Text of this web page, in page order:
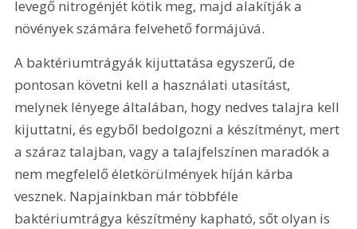
levegő nitrogénjét kötik meg, majd alakítják a
növények számára felvehető formájúvá.
A baktériumtrágyák kijuttatása egyszerű, de
pontosan követni kell a használati utasítást,
melynek lényege általában, hogy nedves talajra kell
kijuttatni, és egyből bedolgozni a készítményt, mert
a száraz talajban, vagy a talajfelszínen maradók a
nem megfelelő életkörülmények híján kárba
vesznek. Napjainkban már többféle
baktériumtrágya készítmény kapható, sőt olyan is